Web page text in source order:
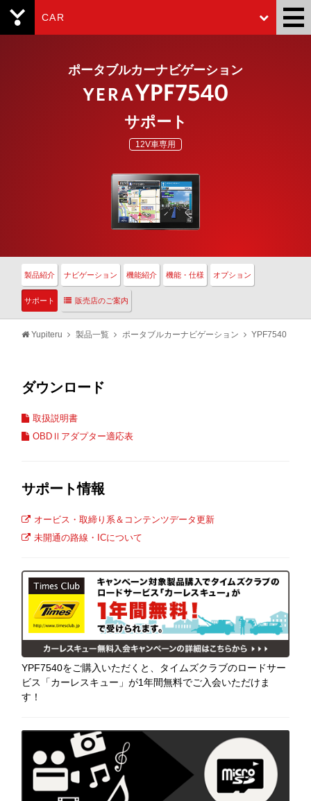
CAR
ポータブルカーナビゲーション
YERAYPF7540
サポート
12V車専用
製品紹介 ナビゲーション 機能紹介 機能・仕様 オプション
サポート 販売店のご案内
Yupiteru 製品一覧 ポータブルカーナビゲーション YPF7540
ダウンロード
取扱説明書
OBDⅡアダプター適応表
サポート情報
オービス・取締り系＆コンテンツデータ更新
未開通の路線・ICについて
YPF7540をご購入いただくと、タイムズクラブのロードサー
ビス「カーレスキュー」が1年間無料でご入会いただけま
す！